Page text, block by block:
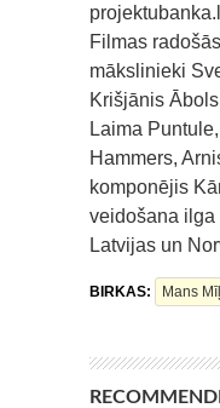
Filmas
mākslinieki
Krišjānis
Laima
Hammers,
komponējis
veidošana ilga
Latvijas un
BIRKAS: Mans